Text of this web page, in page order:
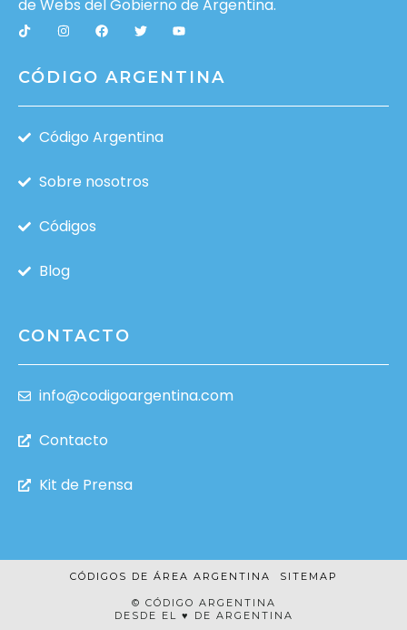
de Webs delGobierno de Argentina.
CÓDIGO ARGENTINA
Código Argentina
Sobre nosotros
Códigos
Blog
CONTACTO
info@codigoargentina.com
Contacto
Kit de Prensa
© CÓDIGO ARGENTINA
DESDE EL ♥ DE ARGENTINA
CÓDIGOS DE ÁREA ARGENTINA SITEMAP